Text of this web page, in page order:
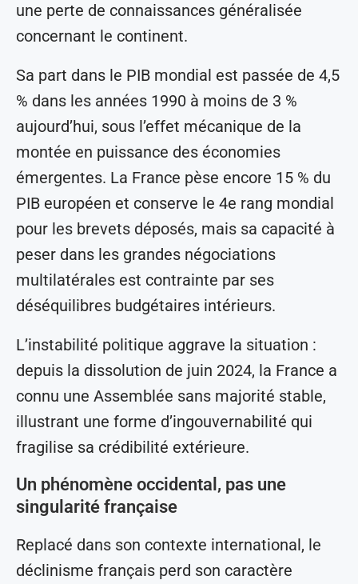
une perte de connaissances généralisée
concernant le continent.
Sa part dans le PIB mondial est passée de 4,5
% dans les années 1990 à moins de 3 %
aujourd’hui, sous l’effet mécanique de la
montée en puissance des économies
émergentes. La France pèse encore 15 % du
PIB européen et conserve le 4e rang mondial
pour les brevets déposés, mais sa capacité à
peser dans les grandes négociations
multilatérales est contrainte par ses
déséquilibres budgétaires intérieurs.
L’instabilité politique aggrave la situation :
depuis la dissolution de juin 2024, la France a
connu une Assemblée sans majorité stable,
illustrant une forme d’ingouvernabilité qui
fragilise sa crédibilité extérieure.
Un phénomène occidental, pas une
singularité française
Replacé dans son contexte international, le
déclinisme français perd son caractère